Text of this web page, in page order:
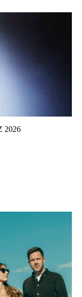
2026